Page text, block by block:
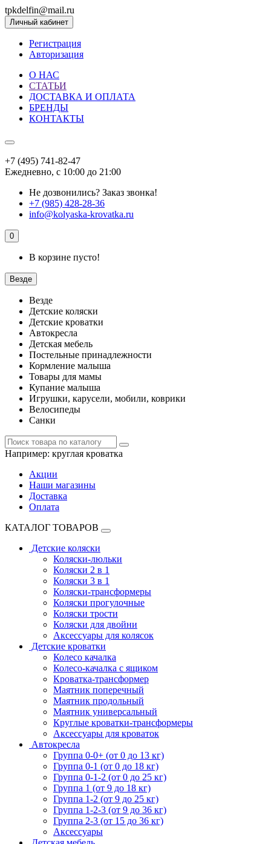
tpkdelfin@mail.ru
Личный кабинет
Регистрация
Авторизация
О НАС
СТАТЬИ
ДОСТАВКА И ОПЛАТА
БРЕНДЫ
КОНТАКТЫ
+7 (495) 741-82-47
Ежедневно, с 10:00 до 21:00
Не дозвонились? Заказ звонка!
+7 (985) 428-28-36
info@kolyaska-krovatka.ru
0
В корзине пусто!
Везде
Везде
Детские коляски
Детские кроватки
Автокресла
Детская мебель
Постельные принадлежности
Кормление малыша
Товары для мамы
Купание малыша
Игрушки, карусели, мобили, коврики
Велосипеды
Санки
Например: круглая кроватка
Акции
Наши магазины
Доставка
Оплата
КАТАЛОГ ТОВАРОВ
Детские коляски
Коляски-люльки
Коляски 2 в 1
Коляски 3 в 1
Коляски-трансформеры
Коляски прогулочные
Коляски трости
Коляски для двойни
Аксессуары для колясок
Детские кроватки
Колесо качалка
Колесо-качалка с ящиком
Кроватка-трансформер
Маятник поперечный
Маятник продольный
Маятник универсальный
Круглые кроватки-трансформеры
Аксессуары для кроваток
Автокресла
Группа 0-0+ (от 0 до 13 кг)
Группа 0-1 (от 0 до 18 кг)
Группа 0-1-2 (от 0 до 25 кг)
Группа 1 (от 9 до 18 кг)
Группа 1-2 (от 9 до 25 кг)
Группа 1-2-3 (от 9 до 36 кг)
Группа 2-3 (от 15 до 36 кг)
Аксессуары